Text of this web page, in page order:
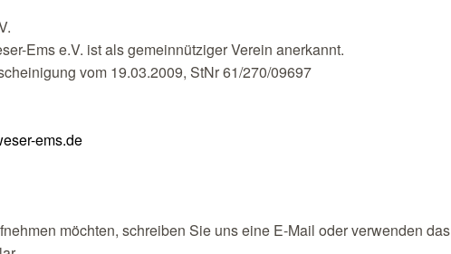
Ems e.V. ist als gemeinnütziger Verein anerkannt.
vom 19.03.2009, StNr 61/270/09697
ems.de
möchten, schreiben Sie uns eine E-Mail oder verwenden das